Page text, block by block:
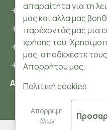
Τρόποι Πληρωμής
Τρόποι Αποστολής
Επιστροφές
Cookies
Αριθμός ΓΕΜΗ:
© 2024
απαραίτητα για τη
μας και άλλα μας
παρέχοντάς μας μια
χρήσης του.
μας, αποδέχεστε
Απορρήτου μας.
Πολιτική cookies
Απόρριψη
όλων